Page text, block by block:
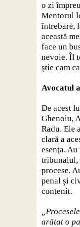
o zi
Mentorul
întrebare,
această
face un
nevoie. Îl
ştie cam
Avocatul
De acest
Ghenoiu,
Radu. Ele
clară a
esenţa.
tribunalul,
procese.
penal şi
contenit.
arătat o